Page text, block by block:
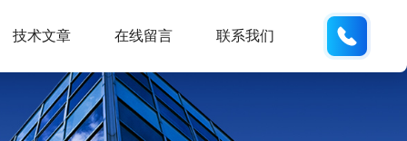
技术文章 在线留言 联系我们